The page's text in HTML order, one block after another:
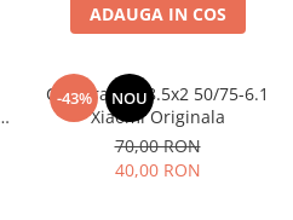
camere-
cauciucuri-
ADAUGA IN COS
-43% NOU
Camera Aer 8.5x2 50/75-6.1
Xiaomi Originala
70,00 RON
40,00 RON